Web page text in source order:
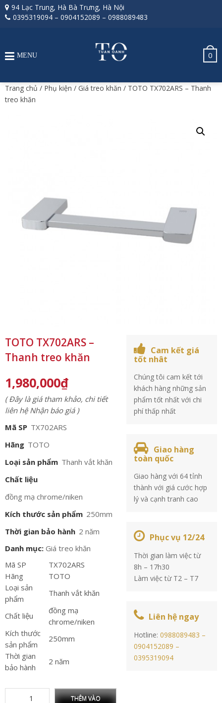
94 Lạc Trung, Hà Bà Trưng, Hà Nội
0395319094 – 0904152089 – 0988089483
0
MENU
Trang chủ / Phụ kiện / Giá treo khăn / TOTO TX702ARS – Thanh
treo khăn
TOTO TX702ARS –
Thanh treo khăn
1,980,000₫
( Đây là giá tham khảo, chi tiết
liên hệ Nhận báo giá )
Mã SP TX702ARS
Hãng TOTO
Loại sản phẩm Thanh vắt khăn
Chất liệu
đồng mạ chrome/niken
Kích thước sản phẩm 250mm
Thời gian bảo hành 2 năm
Danh mục: Giá treo khăn
Mã SP
TX702ARS
Hãng
TOTO
Loại sản
phẩm
Thanh vắt khăn
Chất liệu
đồng mạ
chrome/niken
Kích thước
sản phẩm
250mm
Thời gian
bảo hành
2 năm
THÊM VÀO
Cam kết giá
tốt nhât
Chúng tôi cam kết tới
khách hàng những sản
phẩm tốt nhất với chi
phí thấp nhất
Giao hàng
toàn quốc
Giao hàng với 64 tỉnh
thành với giá cước hợp
lý và cạnh tranh cao
Phục vụ 12/24
Thời gian làm việc từ
8h – 17h30
Làm việc từ T2 – T7
Liên hệ ngay
Hotline:0988089483 –
0904152089 –
0395319094